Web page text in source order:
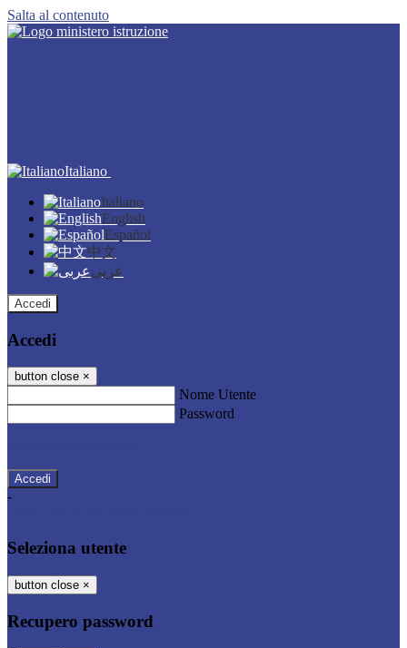
Salta al contenuto
Italiano
Italiano
English
Español
中文
عربى
Accedi
Accedi
button close ×
Nome Utente
Password
-
Seleziona utente
button close ×
Recupero password